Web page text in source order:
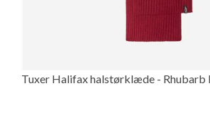
Tuxer Halifax halstørklæde - Rhubarb